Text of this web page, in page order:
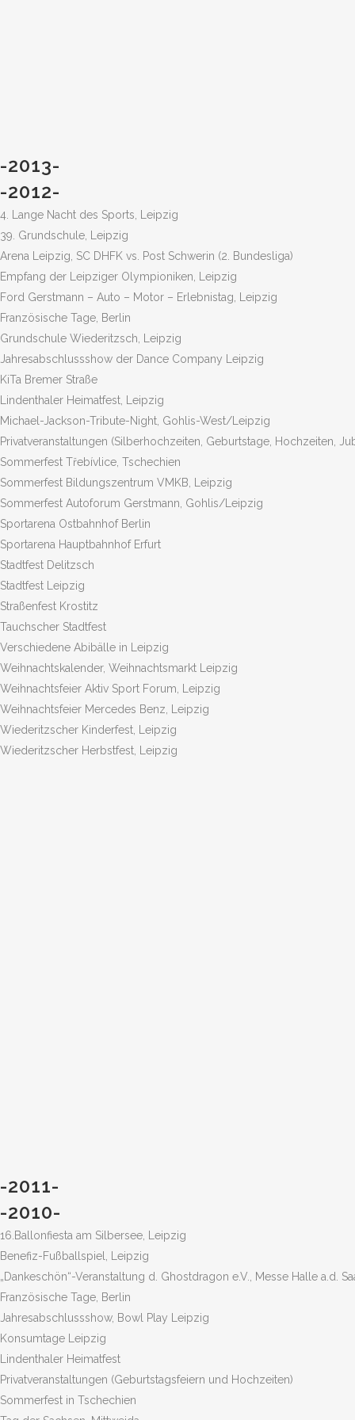
-2013-
-2012-
4. Lange Nacht des Sports, Leipzig
39. Grundschule, Leipzig
Arena Leipzig, SC DHFK vs. Post Schwerin (2. Bundesliga)
Empfang der Leipziger Olympioniken, Leipzig
Ford Gerstmann – Auto – Motor – Erlebnistag, Leipzig
Französische Tage, Berlin
Grundschule Wiederitzsch, Leipzig
Jahresabschlussshow der Dance Company Leipzig
KiTa Bremer Straße
Lindenthaler Heimatfest, Leipzig
Michael-Jackson-Tribute-Night, Gohlis-West/Leipzig
Privatveranstaltungen (Silberhochzeiten, Geburtstage, Hochzeiten,
Sommerfest Třebívlice, Tschechien
Sommerfest Bildungszentrum VMKB, Leipzig
Sommerfest Autoforum Gerstmann, Gohlis/Leipzig
Sportarena Ostbahnhof Berlin
Sportarena Hauptbahnhof Erfurt
Stadtfest Delitzsch
Stadtfest Leipzig
Straßenfest Krostitz
Tauchscher Stadtfest
Verschiedene Abibälle in Leipzig
Weihnachtskalender, Weihnachtsmarkt Leipzig
Weihnachtsfeier Aktiv Sport Forum, Leipzig
Weihnachtsfeier Mercedes Benz, Leipzig
Wiederitzscher Kinderfest, Leipzig
Wiederitzscher Herbstfest, Leipzig
-2011-
-2010-
16.Ballonfiesta am Silbersee, Leipzig
Benefiz-Fußballspiel, Leipzig
„Dankeschön“-Veranstaltung d. Ghostdragon e.V., Messe Halle a.d.
Französische Tage, Berlin
Jahresabschlussshow, Bowl Play Leipzig
Konsumtage Leipzig
Lindenthaler Heimatfest
Privatveranstaltungen (Geburtstagsfeiern und Hochzeiten)
Sommerfest in Tschechien